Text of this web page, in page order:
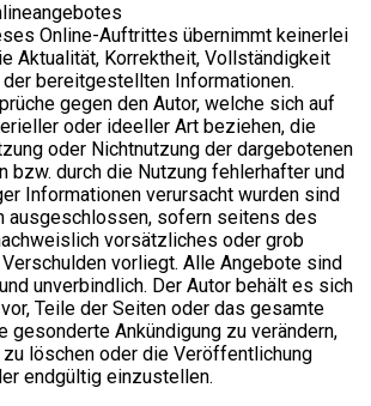
Online-Auftrittes übernimmt keinerlei
Aktualität, Korrektheit, Vollständigkeit
bereitgestellten Informationen.
gegen den Autor, welche sich auf
oder ideeller Art beziehen, die
oder Nichtnutzung der dargebotenen
bzw. durch die Nutzung fehlerhafter und
Informationen verursacht wurden sind
ausgeschlossen, sofern seitens des
vorsätzliches oder grob
vorliegt. Alle Angebote sind
unverbindlich. Der Autor behält es sich
Teile der Seiten oder das gesamte
gesonderte Ankündigung zu verändern,
zu löschen oder die Veröffentlichung
endgültig einzustellen.